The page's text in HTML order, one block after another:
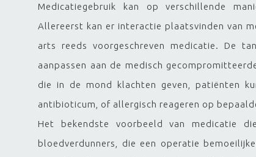
Medicatiegebruik kan op verschillende
Allereerst kan er interactie plaatsvinden van
arts reeds voorgeschreven medicatie. De
aanpassen aan de medisch
die in de mond klachten geven, patiënten
antibioticum, of allergisch reageren op
Het bekendste voorbeeld van medicatie
bloedverdunners, die een operatie